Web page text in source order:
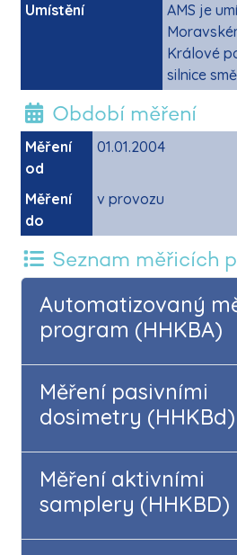
Umístění
AMS je
Králové
silnice
Období měření
Měření
od
01.01.2004
Měření
do
v provozu
Seznam měřicích
Automatizovaný
program (HHKBA)
Měření pasivními
dosimetry (HHKBd)
Měření aktivními
samplery (HHKBD)